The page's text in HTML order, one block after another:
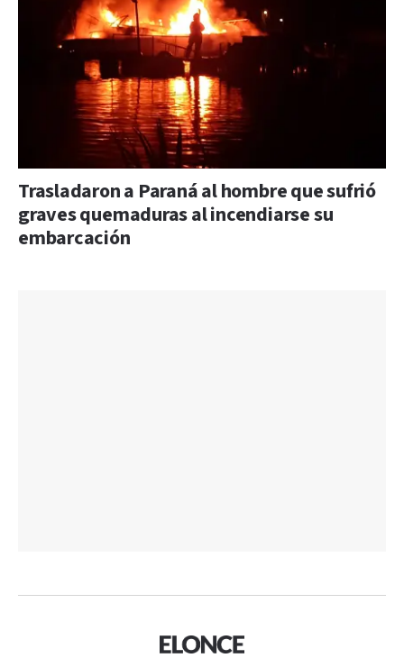
Trasladaron a Paraná al hombre que sufrió
graves quemaduras al incendiarse su
embarcación